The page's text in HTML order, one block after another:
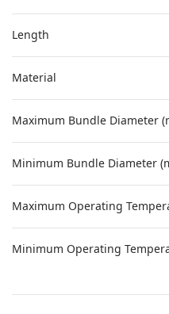
Length
Material
Maximum Bundle Diameter
Minimum Bundle Diameter
Maximum Operating
Minimum Operating